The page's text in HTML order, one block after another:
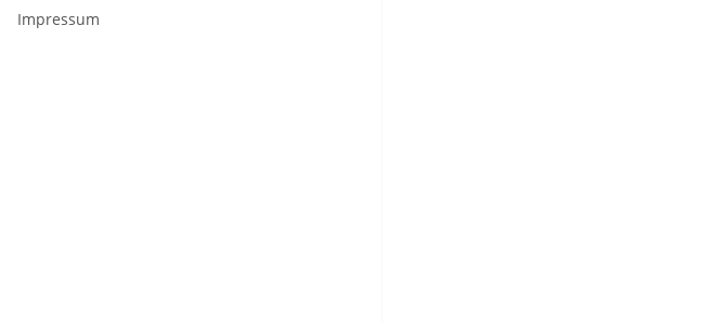
Impressum